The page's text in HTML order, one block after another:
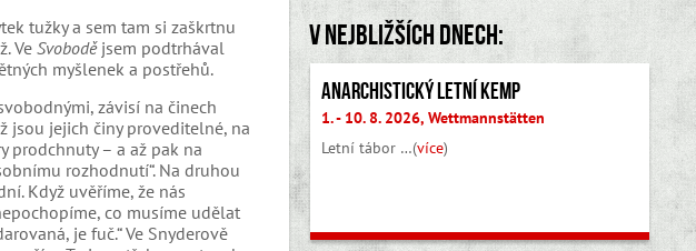
tužky a sem tam si zaškrtnu
VeSvobodějsem podtrhával
myšlenek a postřehů.
závisí na činech
jsou jejich činy proveditelné, na
prodchnuty – a až pak na
rozhodnutí“. Na druhou
Když uvěříme, že nás
co musíme udělat
je fuč.“ Ve Snyderově
V nejbližších dnech:
Anarchistický letní kemp
1. - 10. 8. 2026, Wettmannstätten
Letní tábor …(více)